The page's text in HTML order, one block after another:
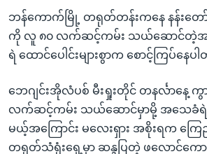
စာမျက်နှာ
သို့
ကျော်
ရှာဖွေ
Learning English
ဗွီအိုအေ လူမှုကွန်ယက်များ
ဘာသာစကားများ
ဘန်ကောက်မြို့ တရုတ်တန်းကနေ နန်းတ
ကို လူ ၈၀ လက်ဆင့်ကမ်း သယ်ဆောင်တဲ့အခ
ရဲ ထောင်ပေါင်းများစွာက စောင့်ကြပ်နေပ
ဘေဂျင်းအိုလံပစ် မီးရှုးတိုင် တနင်္လာနေ့
လက်ဆင့်ကမ်း သယ်ဆောင်မှာမို့ အသေခံရဲတပ်
မယ့်အကြောင်း မလေးရှား အစိုးရက ကြ
တရုတ်သံရုံးရှေ့မှာ ဆန္ဒပြတဲ့ ဖလောင်ကော